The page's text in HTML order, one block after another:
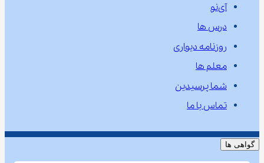
آی‌نو
درس ها
روزنامه دیواری
معلم ها
شما پرسیدین
تماس با ما
گواهی ها